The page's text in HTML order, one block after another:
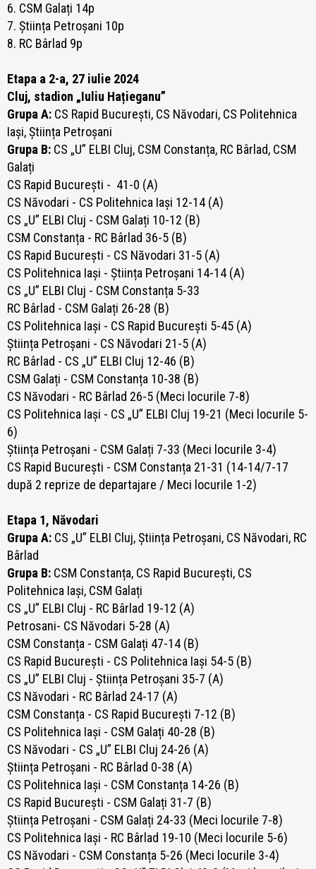
6. CSM Galați 14p
7. Știința Petroșani 10p
8. RC Bârlad 9p
Etapa a 2-a, 27 iulie 2024
Cluj, stadion „Iuliu Hațieganu”
Grupa A: CS Rapid București, CS Năvodari, CS Politehnica
Iași, Știința Petroșani
Grupa B: CS „U” ELBI Cluj, CSM Constanța, RC Bârlad, CSM
Galați
CS Rapid București - 41-0 (A)
CS Năvodari - CS Politehnica Iași 12-14 (A)
CS „U” ELBI Cluj - CSM Galați 10-12 (B)
CSM Constanța - RC Bârlad 36-5 (B)
CS Rapid București - CS Năvodari 31-5 (A)
CS Politehnica Iași - Știința Petroșani 14-14 (A)
CS „U” ELBI Cluj - CSM Constanța 5-33
RC Bârlad - CSM Galați 26-28 (B)
CS Politehnica Iași - CS Rapid București 5-45 (A)
Știința Petroșani - CS Năvodari 21-5 (A)
RC Bârlad - CS „U” ELBI Cluj 12-46 (B)
CSM Galați - CSM Constanța 10-38 (B)
CS Năvodari - RC Bârlad 26-5 (Meci locurile 7-8)
CS Politehnica Iași - CS „U” ELBI Cluj 19-21 (Meci locurile 5-
6)
Știința Petroșani - CSM Galați 7-33 (Meci locurile 3-4)
CS Rapid București - CSM Constanța 21-31 (14-14/7-17
după 2 reprize de departajare / Meci locurile 1-2)
Etapa 1, Năvodari
Grupa A: CS „U” ELBI Cluj, Știința Petroșani, CS Năvodari, RC
Bârlad
Grupa B: CSM Constanța, CS Rapid București, CS
Politehnica Iași, CSM Galați
CS „U” ELBI Cluj - RC Bârlad 19-12 (A)
Petrosani- CS Năvodari 5-28 (A)
CSM Constanța - CSM Galați 47-14 (B)
CS Rapid București - CS Politehnica Iași 54-5 (B)
CS „U” ELBI Cluj - Știința Petroșani 35-7 (A)
CS Năvodari - RC Bârlad 24-17 (A)
CSM Constanța - CS Rapid București 7-12 (B)
CS Politehnica Iași - CSM Galați 40-28 (B)
CS Năvodari - CS „U” ELBI Cluj 24-26 (A)
Știința Petroșani - RC Bârlad 0-38 (A)
CS Politehnica Iași - CSM Constanța 14-26 (B)
CS Rapid București - CSM Galați 31-7 (B)
Știința Petroșani - CSM Galați 24-33 (Meci locurile 7-8)
CS Politehnica Iași - RC Bârlad 19-10 (Meci locurile 5-6)
CS Năvodari - CSM Constanța 5-26 (Meci locurile 3-4)